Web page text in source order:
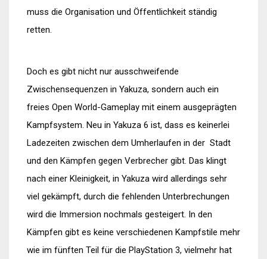
muss die Organisation und Öffentlichkeit ständig
retten.
Doch es gibt nicht nur ausschweifende
Zwischensequenzen in Yakuza, sondern auch ein
freies Open World-Gameplay mit einem ausgeprägten
Kampfsystem. Neu in Yakuza 6 ist, dass es keinerlei
Ladezeiten zwischen dem Umherlaufen in der Stadt
und den Kämpfen gegen Verbrecher gibt. Das klingt
nach einer Kleinigkeit, in Yakuza wird allerdings sehr
viel gekämpft, durch die fehlenden Unterbrechungen
wird die Immersion nochmals gesteigert. In den
Kämpfen gibt es keine verschiedenen Kampfstile mehr
wie im fünften Teil für die PlayStation 3, vielmehr hat